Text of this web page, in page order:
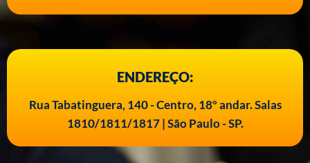
ENDEREÇO:
Rua Tabatinguera, 140 - Centro, 18º andar. Salas
1810/1811/1817 | São Paulo - SP.